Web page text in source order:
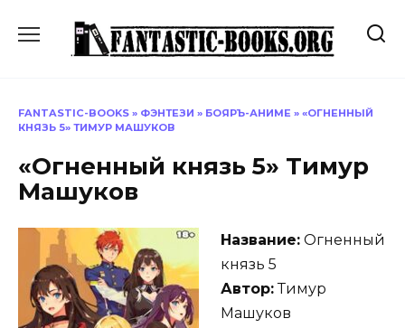
содержанию
FANTASTIC-BOOKS » ФЭНТЕЗИ » БОЯРЪ-АНИМЕ » «ОГНЕННЫЙ
КНЯЗЬ 5» ТИМУР МАШУКОВ
«Огненный князь 5» Тимур
Машуков
Название: Огненный
князь 5
Автор:Тимур
Машуков